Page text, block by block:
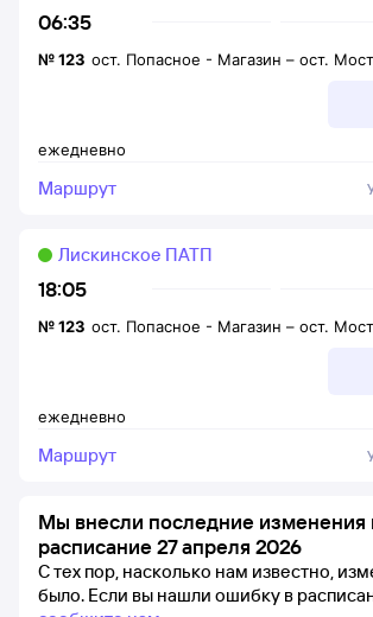
06:35
ежедневно
№123 ост. Попасное - Магазин – ост. Мост
Маршрут
18:05
Лискинское ПАТП
ежедневно
№123 ост. Попасное - Магазин – ост. Мост
Маршрут
Мы внесли последние изменения
расписание 27 апреля 2026
С тех пор, насколько нам известно,
было. Если вы нашли ошибку в